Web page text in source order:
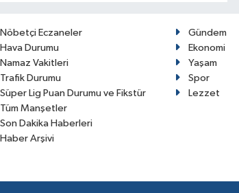
Nöbetçi Eczaneler
Hava Durumu
Namaz Vakitleri
Trafik Durumu
Süper Lig Puan Durumu ve Fikstür
Tüm Manşetler
Son Dakika Haberleri
Haber Arşivi
Gündem
Ekonomi
Yaşam
Spor
Lezzet